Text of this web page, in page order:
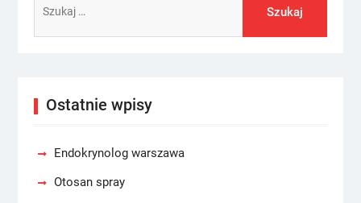
Ostatnie wpisy
Endokrynolog warszawa
Otosan spray